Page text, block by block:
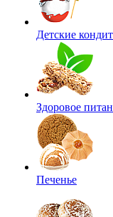
Детские
Здоровое
Печенье